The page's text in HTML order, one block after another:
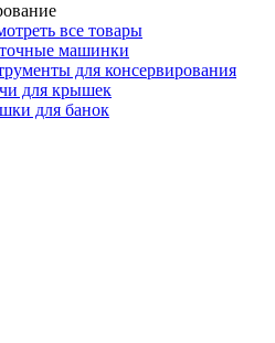
все товары
машинки
для консервирования
для крышек
для банок